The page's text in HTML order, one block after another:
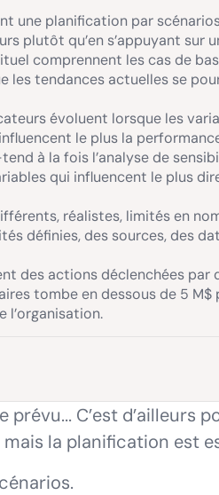
une planification par
plutôt qu’en s’appuyant sur
comprennent les cas de
les tendances actuelles se
évoluent lorsque les
le plus la
à la fois l’analyse de
qui influencent le plus
réalistes, limités en
définies, des sources, des
des actions déclenchées par
tombe en dessous de 5 M$
l’organisation.
C’est d’ailleurs
la planification est